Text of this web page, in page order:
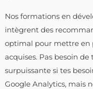
Nos formations en
intègrent des
optimal pour mettre en
acquises. Pas besoin
surpuissante si tes
Google Analytics, mais